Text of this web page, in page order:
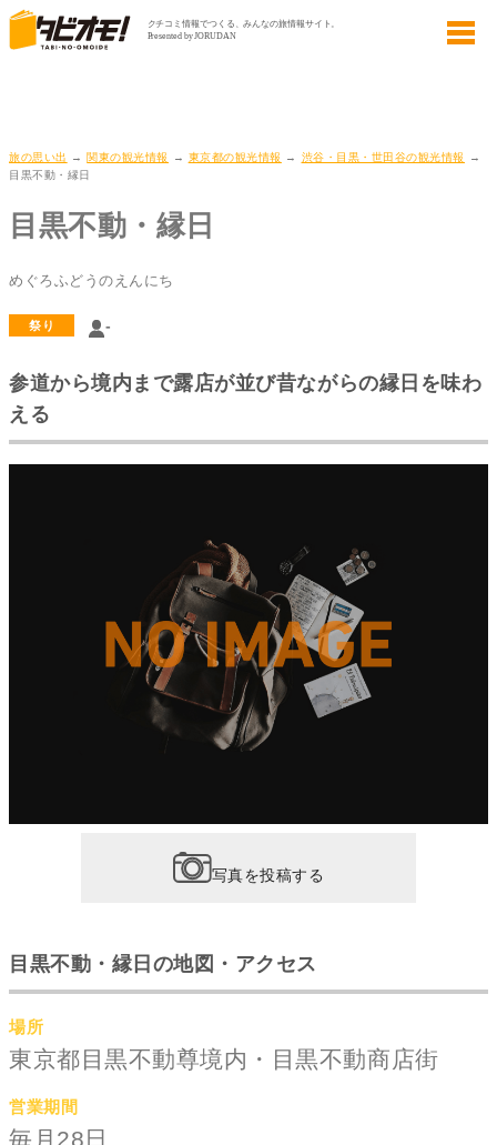
旅の思い出 → 関東の観光情報 → 東京都の観光情報 → 渋谷・目黒・世田谷の観光情報
→
目黒不動・縁日
目黒不動・縁日
めぐろふどうのえんにち
祭り -
参道から境内まで露店が並び昔ながらの縁日を味わ
える
写真を投稿する
目黒不動・縁日の地図・アクセス
場所
東京都目黒不動尊境内・目黒不動商店街
営業期間
毎月28日